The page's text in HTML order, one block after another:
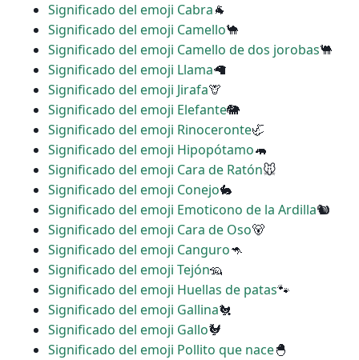
Significado del emoji Cabra🐐
Significado del emoji Camello🐪
Significado del emoji Camello de dos jorobas🐫
Significado del emoji Llama🦙
Significado del emoji Jirafa🦒
Significado del emoji Elefante🐘
Significado del emoji Rinoceronte🦏
Significado del emoji Hipopótamo🦛
Significado del emoji Cara de Ratón🐭
Significado del emoji Conejo🐇
Significado del emoji Emoticono de la Ardilla🐿
Significado del emoji Cara de Oso🐻
Significado del emoji Canguro🦘
Significado del emoji Tejón🦡
Significado del emoji Huellas de patas🐾
Significado del emoji Gallina🐔
Significado del emoji Gallo🐓
Significado del emoji Pollito que nace🐣